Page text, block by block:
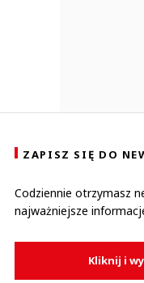
ZAPISZ SIĘ DO
Codziennie otrzymasz
najważniejsze
Kliknij i